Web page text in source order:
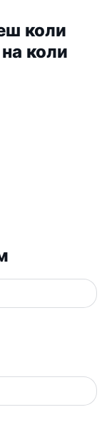
коли
коли